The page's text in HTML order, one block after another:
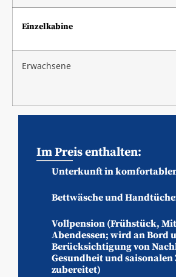
Einzelkabine
Erwachsene
Im Preis enthalten:
Unterkunft in
Bettwäsche und
Vollpension (Frühstück,
Abendessen; wird an Bord
Berücksichtigung von
Gesundheit und saisonalen
zubereitet)